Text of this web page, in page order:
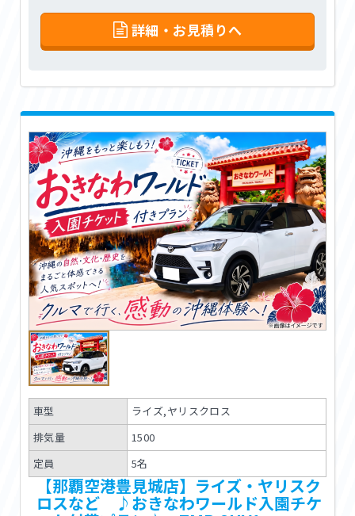
詳細・お見積りへ
車型
ライズ,ヤリスクロス
排気量
1500
定員
5名
【那覇空港豊見城店】ライズ・ヤリスク
ロスなど ♪おきなわワールド入園チケ